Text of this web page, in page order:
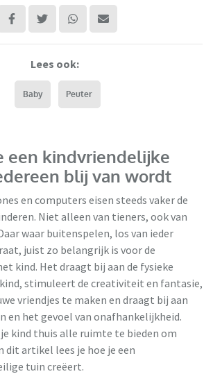
Lees ook:
Baby Peuter
een kindvriendelijke
blij van wordt
en computers eisen steeds vaker de
Niet alleen van tieners, ook van
waar buitenspelen, los van ieder
juist zo belangrijk is voor de
kind. Het draagt bij aan de fysieke
stimuleert de creativiteit en fantasie,
vriendjes te maken en draagt bij aan
en het gevoel van onafhankelijkheid.
kind thuis alle ruimte te bieden om
dit artikel lees je hoe je een
tuin creëert.